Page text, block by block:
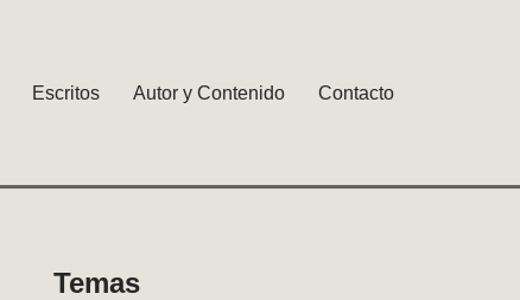
Escritos Autor y Contenido Contacto
Temas